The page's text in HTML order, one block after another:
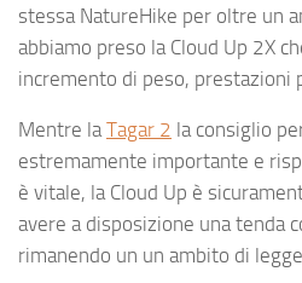
stessa NatureHike per oltre un
abbiamo preso la Cloud Up 2X
incremento di peso, prestazioni
Mentre laTagar 2 la consiglio
estremamente importante e
è vitale, la Cloud Up è
avere a disposizione una tenda
rimanendo un un ambito di